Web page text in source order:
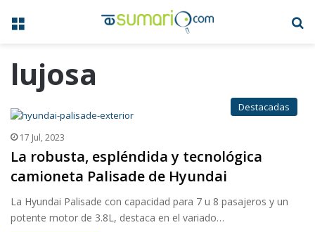
Menú
lujosa
Destacadas
17 Jul, 2023
La robusta, espléndida y tecnológica
camioneta Palisade de Hyundai
La Hyundai Palisade con capacidad para 7 u 8 pasajeros y un
potente motor de 3.8L, destaca en el variado…